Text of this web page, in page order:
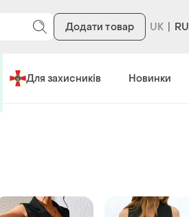
Додати товар RU
Для захисників Новинки